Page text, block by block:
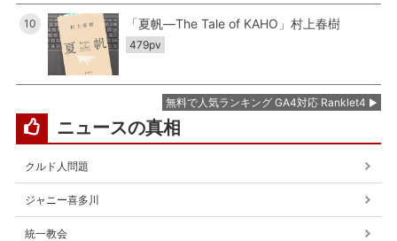
10 「夏帆―The Tale of KAHO」村上春樹
479pv
無料で人気ランキング GA4対応 Ranklet4
ニュースの真相
クルド人問題
ジャニー喜多川
統一教会